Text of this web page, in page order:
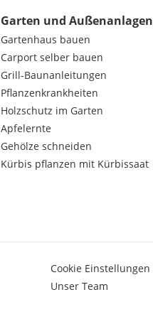
Garten und Außenanlagen
Gartenhaus bauen
Carport selber bauen
Grill-Baunanleitungen
Pflanzenkrankheiten
Holzschutz im Garten
Apfelernte
Gehölze schneiden
Kürbis pflanzen mit Kürbissaat
Cookie Einstellungen
Unser Team